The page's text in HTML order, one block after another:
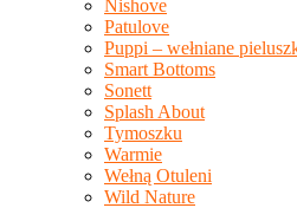
Nishove
Patulove
Puppi – wełniane
Smart Bottoms
Sonett
Splash About
Tymoszku
Warmie
Wełną Otuleni
Wild Nature